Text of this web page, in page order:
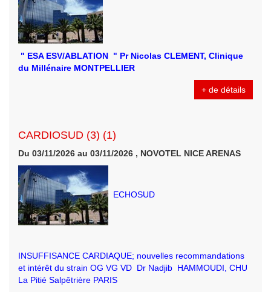
" ESA ESV/ABLATION " Pr Nicolas CLEMENT, Clinique
du Millénaire MONTPELLIER
+ de détails
CARDIOSUD (3) (1)
Du 03/11/2026 au 03/11/2026 , NOVOTEL NICE ARENAS
ECHOSUD
INSUFFISANCE CARDIAQUE; nouvelles recommandations
et intérêt du strain OG VG VD Dr Nadjib HAMMOUDI, CHU
La Pitié Salpêtrière PARIS